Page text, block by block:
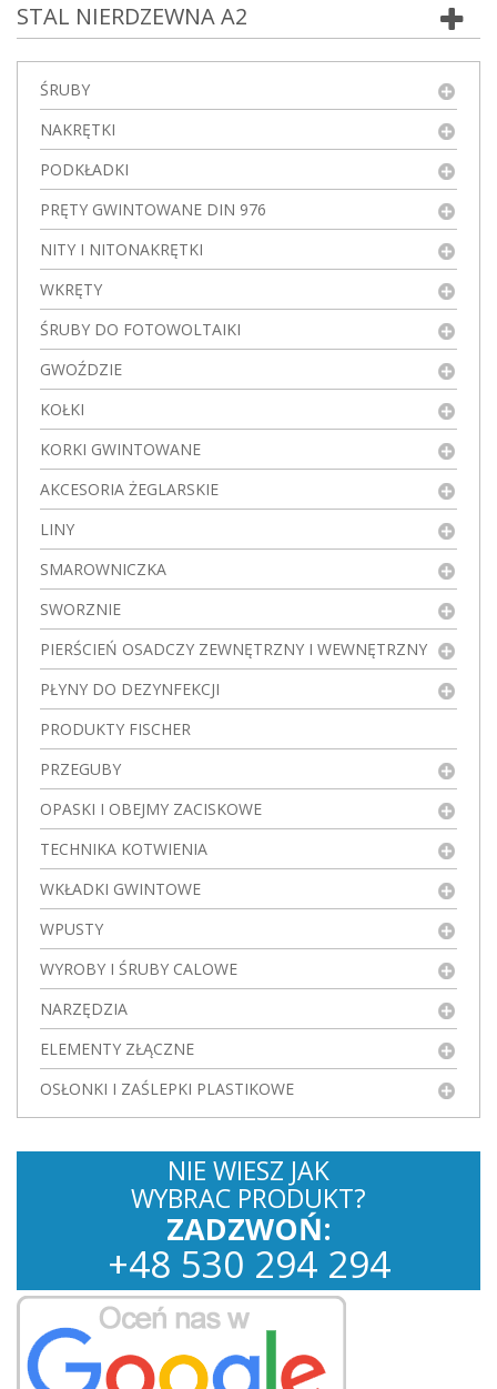
STAL NIERDZEWNA A2
ŚRUBY
NAKRĘTKI
PODKŁADKI
PRĘTY GWINTOWANE DIN 976
NITY I NITONAKRĘTKI
WKRĘTY
ŚRUBY DO FOTOWOLTAIKI
GWOŹDZIE
KOŁKI
KORKI GWINTOWANE
AKCESORIA ŻEGLARSKIE
LINY
SMAROWNICZKA
SWORZNIE
PIERŚCIEŃ OSADCZY ZEWNĘTRZNY I WEWNĘTRZNY
PŁYNY DO DEZYNFEKCJI
PRODUKTY FISCHER
PRZEGUBY
OPASKI I OBEJMY ZACISKOWE
TECHNIKA KOTWIENIA
WKŁADKI GWINTOWE
WPUSTY
WYROBY I ŚRUBY CALOWE
NARZĘDZIA
ELEMENTY ZŁĄCZNE
OSŁONKI I ZAŚLEPKI PLASTIKOWE
NIE WIESZ JAK
WYBRAC PRODUKT?
ZADZWOŃ:
+48 530 294 294